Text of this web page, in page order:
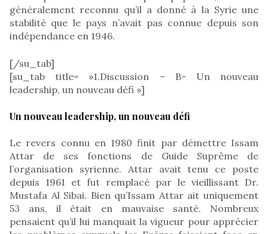
généralement reconnu qu’il a donné à la Syrie une
stabilité que le pays n’avait pas connue depuis son
indépendance en 1946.
[/su_tab]
[su_tab title= »1.Discussion – B- Un nouveau
leadership, un nouveau défi »]
Un nouveau leadership, un nouveau défi
Le revers connu en 1980 finit par démettre Issam
Attar de ses fonctions de Guide Suprême de
l’organisation syrienne. Attar avait tenu ce poste
depuis 1961 et fut remplacé par le vieillissant Dr.
Mustafa Al Sibai. Bien qu’Issam Attar ait uniquement
53 ans, il était en mauvaise santé. Nombreux
pensaient qu’il lui manquait la vigueur pour apprécier